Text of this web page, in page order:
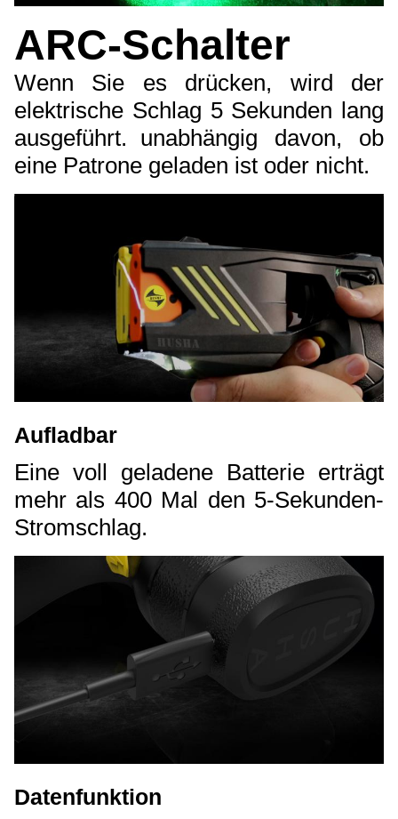
ARC-Schalter
Wenn Sie es drücken, wird der
elektrische Schlag 5 Sekunden lang
ausgeführt. unabhängig davon, ob
eine Patrone geladen ist oder nicht.
Aufladbar
Eine voll geladene Batterie erträgt
mehr als 400 Mal den 5-Sekunden-
Stromschlag.
Datenfunktion